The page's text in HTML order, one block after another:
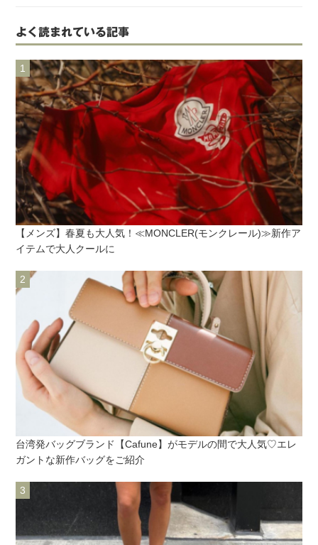
よく読まれている記事
【メンズ】春夏も大人気！≪MONCLER(モンクレール)≫新作ア
イテムで大人クールに
台湾発バッグブランド【Cafune】がモデルの間で大人気♡エレ
ガントな新作バッグをご紹介